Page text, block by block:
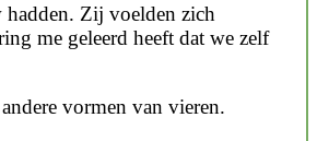
hadden. Zij voelden zich
me geleerd heeft dat we zelf
vormen van vieren.